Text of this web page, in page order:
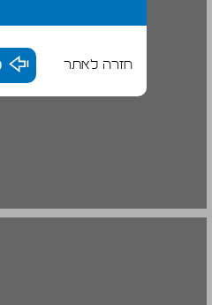
חזרה לאתר
ב. ההבחנה הבסיסית בין מניע למטרה ... 21